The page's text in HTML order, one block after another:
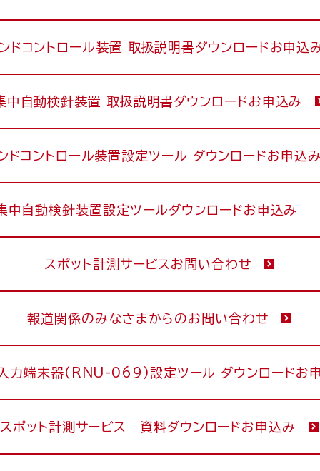
ドコントロール装置 取扱説明書ダウンロードお申込
中自動検針装置 取扱説明書ダウンロードお申込み
ドコントロール装置設定ツール ダウンロードお申込
中自動検針装置設定ツールダウンロードお申込み
スポット計測サービスお問い合わせ
報道関係のみなさまからのお問い合わせ
力端末器(RNU-069)設定ツール ダウンロードお
スポット計測サービス 資料ダウンロードお申込み